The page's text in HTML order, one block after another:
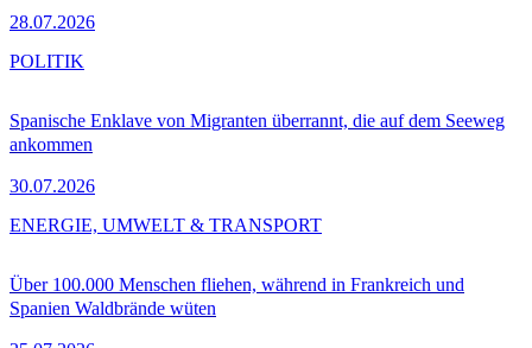
28.07.2026
Spanische Enklave von Migranten überrannt, die auf dem Seeweg
ankommen
30.07.2026
POLITIK
Über 100.000 Menschen fliehen, während in Frankreich und
Spanien Waldbrände wüten
ENERGIE, UMWELT & TRANSPORT